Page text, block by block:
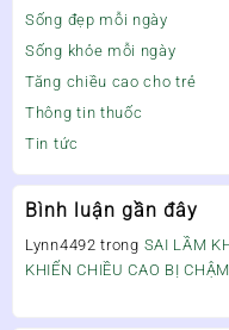
Sống đẹp mỗi ngày
Sống khỏe mỗi ngày
Tăng chiều cao cho trẻ
Thông tin thuốc
Tin tức
Bình luận gần đây
Lynn4492 trong SAI LẦM
KHIẾN CHIỀU CAO BỊ